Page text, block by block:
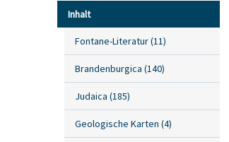
Inhalt
Fontane-Literatur(11)
Brandenburgica (140)
Judaica (185)
Geologische Karten (4)